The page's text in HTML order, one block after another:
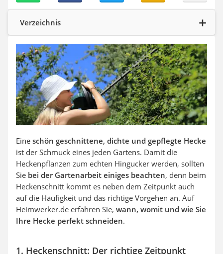
Bosch-Heckenschere
Stihl-Laubbläser
Minidumper
Verzeichnis
Eine schön geschnittene, dichte und gepflegte Hecke
ist der Schmuck eines jeden Gartens. Damit die
Heckenpflanzen zum echten Hingucker werden, sollten
Sie bei der Gartenarbeit einiges beachten, denn beim
Heckenschnitt kommt es neben dem Zeitpunkt auch
auf die Häufigkeit und das richtige Vorgehen an. Auf
Heimwerker.de erfahren Sie, wann, womit und wie Sie
Ihre Hecke perfekt schneiden.
1. Heckenschnitt: Der richtige Zeitpunkt